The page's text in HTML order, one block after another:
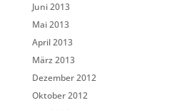
Juni 2013
Mai 2013
April 2013
März 2013
Dezember 2012
Oktober 2012